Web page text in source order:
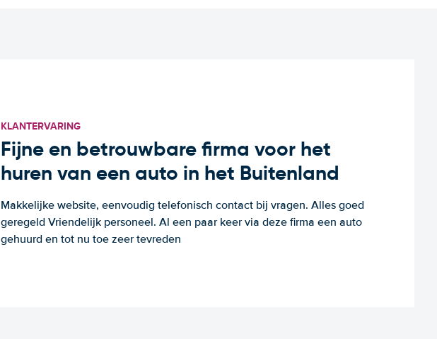
KLANTERVARING
Fijne en betrouwbare firma voor het
huren van een auto in het Buitenland
Makkelijke website, eenvoudig telefonisch contact bij vragen. Alles goed
geregeld Vriendelijk personeel. Al een paar keer via deze firma een auto
gehuurd en tot nu toe zeer tevreden